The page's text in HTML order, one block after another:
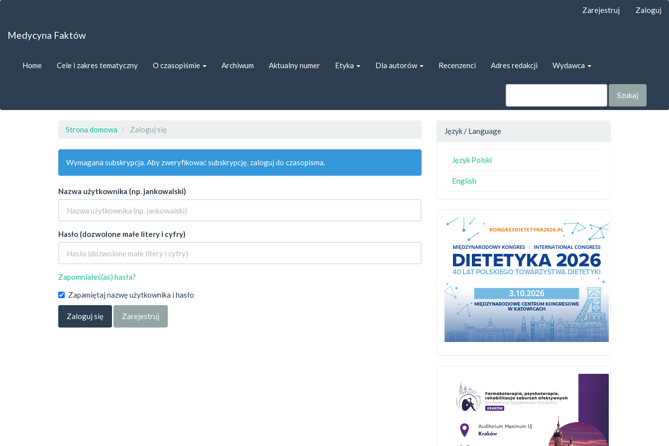
##plugins.themes.bootstrap3.accessible_menu.label##
##plugins.themes.bootstrap3.accessible_menu.sidebar##
Zarejestruj Zaloguj
Medycyna Faktów
Home Cele i zakres tematyczny O czasopiśmie Archiwum Aktualny numer Etyka Dla autorów Recenzenci Adres redakcji Wydawca
Szukaj
Strona domowa Zaloguj się
Wymagana subskrypcja. Aby zweryfikować subskrypcję, zaloguj do czasopisma.
Nazwa użytkownika (np. jankowalski)
Hasło (dozwolone małe litery i cyfry)
Zapomniałeś(aś) hasła?
Zapamiętaj nazwę użytkownika i hasło
Zaloguj się Zarejestruj
Język / Language
Język Polski
English